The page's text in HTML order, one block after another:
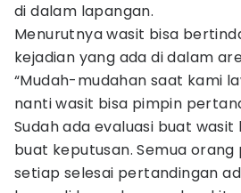
di dalam lapangan.
Menurutnya wasit bisa
kejadian yang ada di dalam
“Mudah-mudahan saat kami
nanti wasit bisa pimpin
Sudah ada evaluasi buat wasit
buat keputusan. Semua
setiap selesai pertandingan